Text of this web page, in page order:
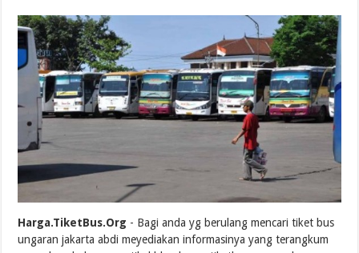
Harga.TiketBus.Org - Bagi anda yg berulang mencari tiket bus
ungaran jakarta abdi meyediakan informasinya yang terangkum